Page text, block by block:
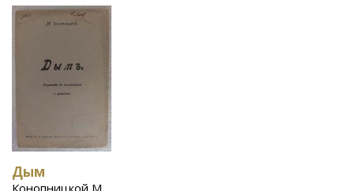
Дым
Конопницкой М.